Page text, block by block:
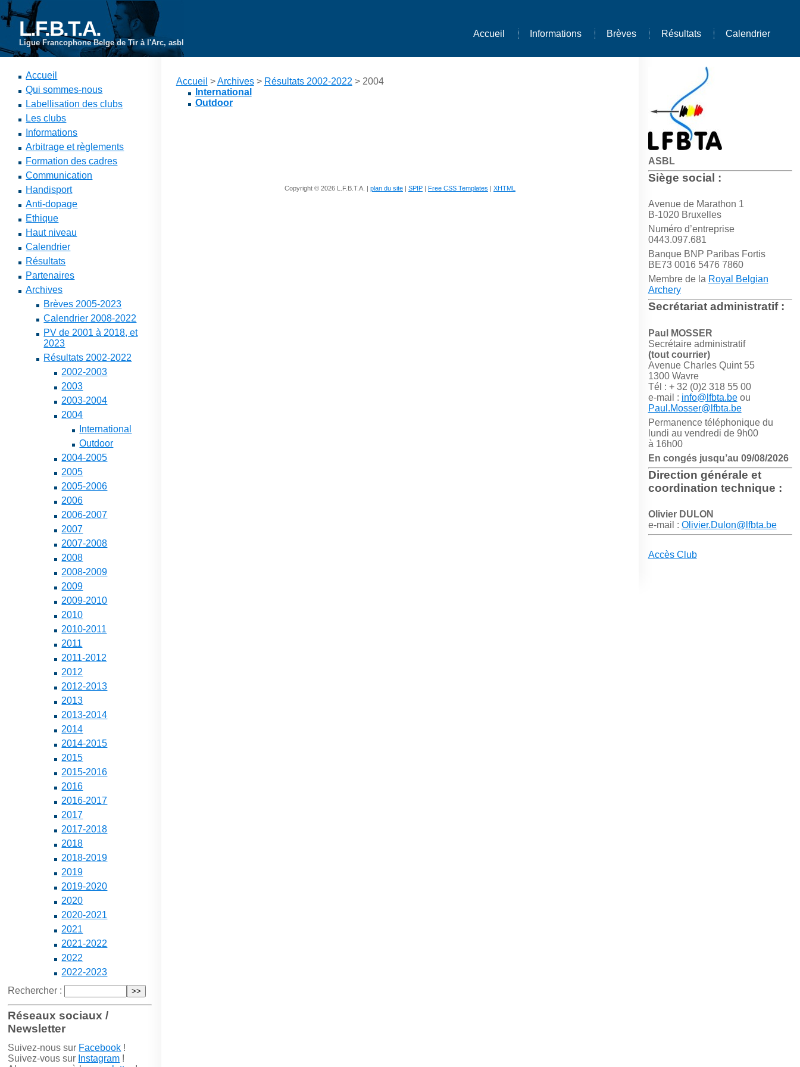
L.F.B.T.A.
Ligue Francophone Belge de Tir à l'Arc, asbl
Accueil Informations Brèves Résultats Calendrier
ASBL
Siège social :
Avenue de Marathon 1
B-1020 Bruxelles
Numéro d’entreprise
0443.097.681
Banque BNP Paribas Fortis
BE73 0016 5476 7860
Membre de la Royal Belgian
Archery
Secrétariat administratif :
Paul MOSSER
Secrétaire administratif
(tout courrier)
Avenue Charles Quint 55
1300 Wavre
Tél : + 32 (0)2 318 55 00
e-mail : info@lfbta.beou
Paul.Mosser@lfbta.be
Permanence téléphonique du
lundi au vendredi de 9h00
à 16h00
En congés jusqu’au 09/08/2026
Direction générale et
coordination technique :
Olivier DULON
e-mail : Olivier.Dulon@lfbta.be
Accès Club
Accueil
Qui sommes-nous
Labellisation des clubs
Les clubs
Informations
Arbitrage et règlements
Formation des cadres
Communication
Handisport
Anti-dopage
Ethique
Haut niveau
Calendrier
Résultats
Partenaires
Archives
Brèves 2005-2023
Calendrier 2008-2022
PV de 2001 à 2018, et
2023
Résultats 2002-2022
2002-2003
2003
2003-2004
2004
International
Outdoor
2004-2005
2005
2005-2006
2006
2006-2007
2007
2007-2008
2008
2008-2009
2009
2009-2010
2010
2010-2011
2011
2011-2012
2012
2012-2013
2013
2013-2014
2014
2014-2015
2015
2015-2016
2016
2016-2017
2017
2017-2018
2018
2018-2019
2019
2019-2020
2020
2020-2021
2021
2021-2022
2022
2022-2023
Rechercher :
Réseaux sociaux /
Newsletter
Suivez-nous sur Facebook !
Suivez-vous sur Instagram !
Accueil >Archives> Résultats 2002-2022 > 2004
International
Outdoor
Copyright © 2026 L.F.B.T.A. | plan du site | SPIP | Free CSS Templates | XHTML